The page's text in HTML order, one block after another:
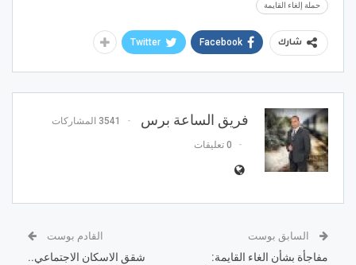
حملة إلغاء القايمة
شارك Facebook
Twitter
فريق الساعة برس 3541 المشاركات
0 تعليقات
السابق بوست
مفاجأة بشأن الغاء القايمة:
القادم بوست
شقق الاسكان الاجتماعي..